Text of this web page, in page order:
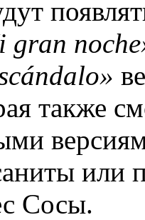
gran
также
или
Сосы.